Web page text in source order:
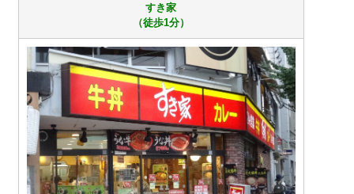
すき家
（徒歩1分）